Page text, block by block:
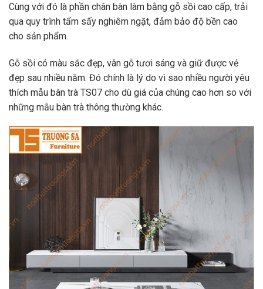
Cùng với đó là phần chân bàn làm bằng gỗ sồi cao cấp, trải
qua quy trình tẩm sấy nghiêm ngặt, đảm bảo độ bền cao
cho sản phẩm.
Gỗ sồi có màu sắc đẹp, vân gỗ tươi sáng và giữ được vẻ
đẹp sau nhiều năm. Đó chính là lý do vì sao nhiều người yêu
thích mẫu bàn trà TS07 cho dù giá của chúng cao hơn so với
những mẫu bàn trà thông thường khác.